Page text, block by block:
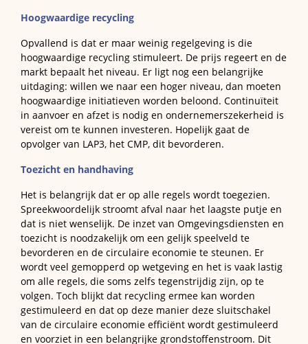
Hoogwaardige recycling
Opvallend is dat er maar weinig regelgeving is die
hoogwaardige recycling stimuleert. De prijs regeert en de
markt bepaalt het niveau. Er ligt nog een belangrijke
uitdaging: willen we naar een hoger niveau, dan moeten
hoogwaardige initiatieven worden beloond. Continuïteit
in aanvoer en afzet is nodig en ondernemerszekerheid is
vereist om te kunnen investeren. Hopelijk gaat de
opvolger van LAP3, het CMP, dit bevorderen.
Toezicht en handhaving
Het is belangrijk dat er op alle regels wordt toegezien.
Spreekwoordelijk stroomt afval naar het laagste putje en
dat is niet wenselijk. De inzet van Omgevingsdiensten en
toezicht is noodzakelijk om een gelijk speelveld te
bevorderen en de circulaire economie te steunen. Er
wordt veel gemopperd op wetgeving en het is vaak lastig
om alle regels, die soms zelfs tegenstrijdig zijn, op te
volgen. Toch blijkt dat recycling ermee kan worden
gestimuleerd en dat op deze manier deze sluitschakel
van de circulaire economie efficiënt wordt gestimuleerd
en voorziet in een belangrijke grondstoffenstroom. Dit